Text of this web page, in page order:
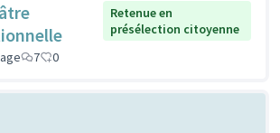
Retenue en
présélection citoyenne
7 0